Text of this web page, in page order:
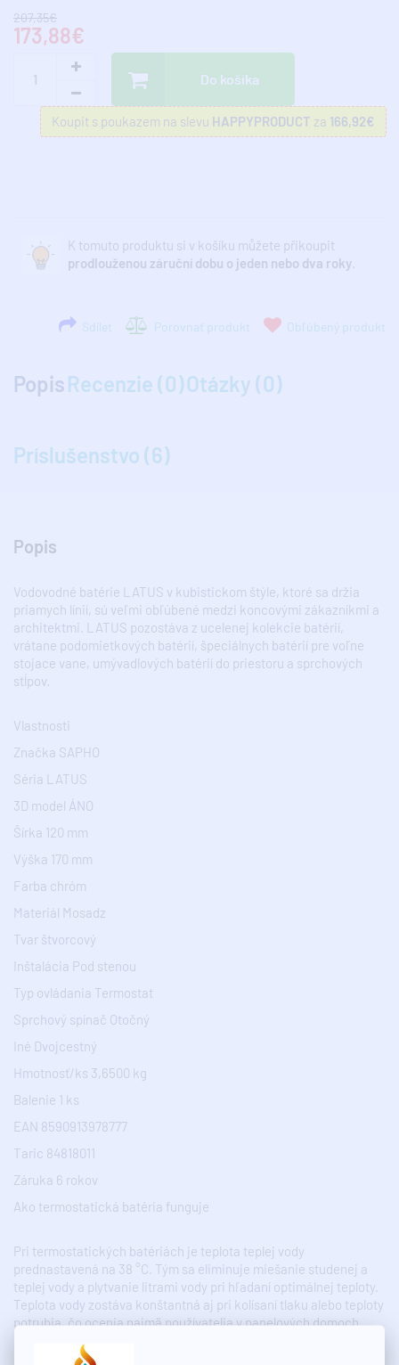
207,35€
173,88€
Do košíka
Koupit s poukazem na slevu HAPPYPRODUCT za 166,92€
K tomuto produktu si v košíku můžete přikoupit
prodlouženou záruční dobu o jeden nebo dva roky
Sdílet Porovnať produkt Obľúbený produkt
PopisRecenzie (0)Otázky (0)
Príslušenstvo (6)
Popis
Vodovodné batérie LATUS v kubistickom štýle, ktoré sa držia
priamych línií, sú veľmi obľúbené medzi koncovými zákazníkmi a
architektmi. LATUS pozostáva z ucelenej kolekcie batérií,
vrátane podomietkových batérií, špeciálnych batérií pre voľne
stojace vane, umývadlových batérií do priestoru a sprchových
stĺpov.
Vlastnosti
Značka SAPHO
Séria LATUS
3D model ÁNO
Šírka 120 mm
Výška 170 mm
Farba chróm
Materiál Mosadz
Tvar štvorcový
Inštalácia Pod stenou
Typ ovládania Termostat
Sprchový spínač Otočný
Iné Dvojcestný
Hmotnosť/ks 3,6500 kg
Balenie 1 ks
EAN 8590913978777
Taric 84818011
Záruka 6 rokov
Ako termostatická batéria funguje
Pri termostatických batériách je teplota teplej vody
prednastavená na 38 °C. Tým sa eliminuje miešanie studenej a
teplej vody a plytvanie litrami vody pri hľadaní optimálnej teploty.
Teplota vody zostáva konštantná aj pri kolísaní tlaku alebo teploty
potrubia, čo ocenia najmä používatelia v panelových domoch.
malých detí. Ak budete potrebovať teplejšiu vodu, nie je to žiadny